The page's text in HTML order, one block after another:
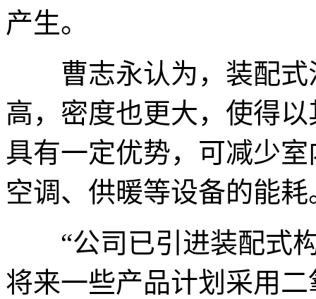
产生。
曹志永认为，装配式
高，密度也更大，使得
具有一定优势，可减少
空调、供暖等设备的能耗
“公司已引进装配式构
将来一些产品计划采用